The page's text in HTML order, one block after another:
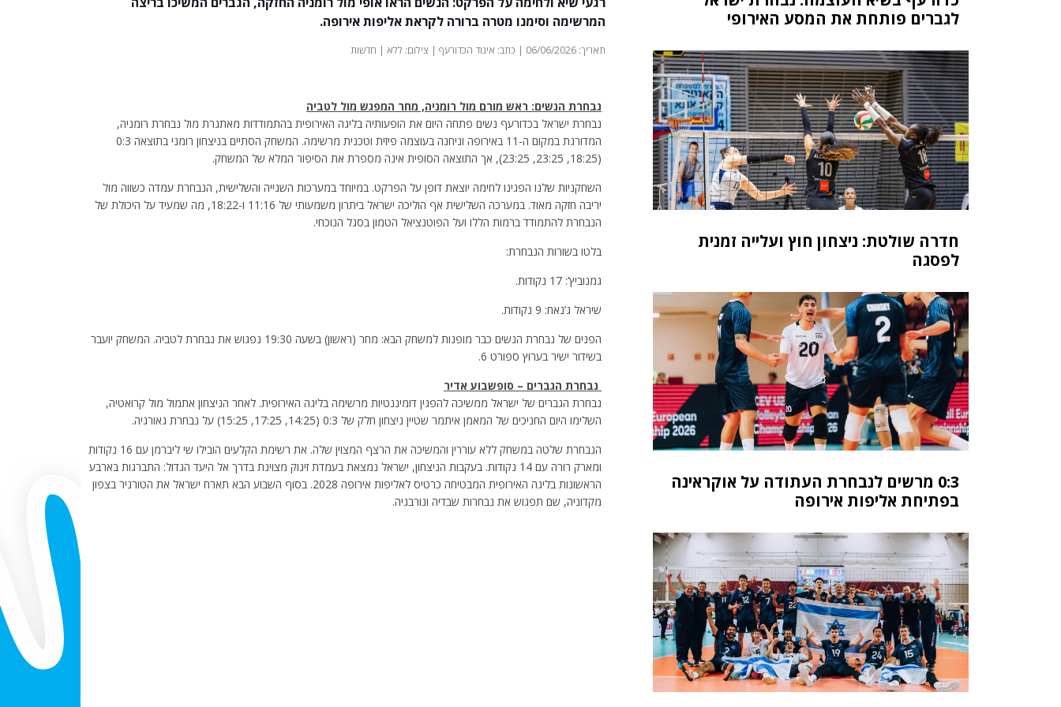
המרשימה וסימנו מטרה ברורה לקראת אליפות אירופה.
תאריך: 06/06/2026 | כתב: איגוד הכדורעף | צילום: ללא | חדשות
נבחרת הנשים: ראש מורם מול רומניה, מחר המפגש מול לטביה
נבחרת ישראל בכדורעף נשים פתחה היום את הופעותיה בליגה האירופית בהתמודדות מאתגרת מול נבחרת רומניה,
המדורגת במקום ה-11 באירופה וניחנה בעוצמה פיזית וטכנית מרשימה. המשחק הסתיים בניצחון רומני בתוצאה 0:3
(18:25, 23:25, 23:25), אך התוצאה הסופית אינה מספרת את הסיפור המלא של המשחק.
השחקניות שלנו הפגינו לחימה יוצאת דופן על הפרקט. במיוחד במערכות השנייה והשלישית, הנבחרת עמדה כשווה מול
יריבה חזקה מאוד. במערכה השלישית אף הוליכה ישראל ביתרון משמעותי של 11:16 ו-18:22, מה שמעיד על היכולת של
הנבחרת להתמודד ברמות הללו ועל הפוטנציאל הטמון בסגל הנוכחי.
בלטו בשורות הנבחרת:
גמנוביץ’: 17 נקודות.
שיראל ג’נאח: 9 נקודות.
הפנים של נבחרת הנשים כבר מופנות למשחק הבא: מחר (ראשון) בשעה 19:30 נפגוש את נבחרת לטביה. המשחק יועבר
בשידור ישיר בערוץ ספורט 6.
נבחרת הגברים – סופשבוע אדיר
נבחרת הגברים של ישראל ממשיכה להפגין דומיננטיות מרשימה בליגה האירופית. לאחר הניצחון אתמול מול קרואטיה,
השלימו היום החניכים של המאמן איתמר שטיין ניצחון חלק של 0:3 (14:25, 17:25, 15:25) על נבחרת גאורגיה.
הנבחרת שלטה במשחק ללא עוררין והמשיכה את הרצף המצוין שלה. את רשימת הקלעים הובילו שי ליברמן עם 16 נקודות
ומארק רורה עם 14 נקודות. בעקבות הניצחון, ישראל נמצאת בעמדת זינוק מצוינת בדרך אל היעד הגדול: התברגות בארבע
הראשונות בליגה האירופית המבטיחה כרטיס לאליפות אירופה 2028. בסוף השבוע הבא תארח ישראל את הטורניר בצפון
מקדוניה, שם תפגוש את נבחרות שבדיה ונורבגיה.
לגברים פותחת את המסע האירופי
חדרה שולטת: ניצחון חוץ ועלייה זמנית
לפסגה
0:3 מרשים לנבחרת העתודה על אוקראינה
בפתיחת אליפות אירופה